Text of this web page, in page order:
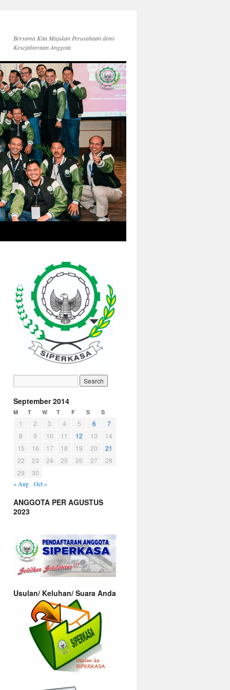
Bersama Kita Majukan Perusahaan demi
Kesejahteraan Anggota
September 2014
M T W T F S S
1 2 3 4 5 6
7
8
9 10 11 12 13
14
15
16 17 18 19 20
21
22
23 24 25 26 27
28
29
30
« Aug Oct »
ANGGOTA PER AGUSTUS
2023
Usulan/ Keluhan/ Suara Anda